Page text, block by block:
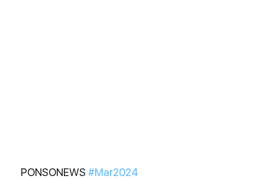
PONSONEWS #Mar2024